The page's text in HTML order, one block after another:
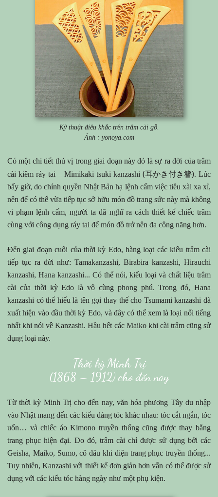
Kỹ thuật điêu khắc trên trâm cài gỗ.
Ảnh : yonoya.com
Có một chi tiết thú vị trong giai đoạn này đó là sự ra đời của trâm
cài kiêm ráy tai – Mimikaki tsuki kanzashi (耳かき付き簪). Lúc
bấy giờ, do chính quyền Nhật Bản hạ lệnh cấm việc tiêu xài xa xỉ,
nên để có thể vừa tiếp tục sở hữu món đồ trang sức này mà không
vi phạm lệnh cấm, người ta đã nghĩ ra cách thiết kế chiếc trâm
cùng với công dụng ráy tai để món đồ trở nên đa công năng hơn.
Đến giai đoạn cuối của thời kỳ Edo, hàng loạt các kiểu trâm cài
tiếp tục ra đời như: Tamakanzashi, Birabira kanzashi, Hirauchi
kanzashi, Hana kanzashi... Có thể nói, kiểu loại và chất liệu trâm
cài của thời kỳ Edo là vô cùng phong phú. Trong đó, Hana
kanzashi có thể hiểu là tên gọi thay thế cho Tsumami kanzashi đã
xuất hiện vào đầu thời kỳ Edo, và đây có thể xem là loại nổi tiếng
nhất khi nói về Kanzashi. Hầu hết các Maiko khi cài trâm cũng sử
dụng loại này.
Thời kỳ Minh Trị
(1868 – 1912) cho đến nay
Từ thời kỳ Minh Trị cho đến nay, văn hóa phương Tây du nhập
vào Nhật mang đến các kiểu dáng tóc khác nhau: tóc cắt ngắn, tóc
uốn… và chiếc áo Kimono truyền thống cũng được thay bằng
trang phục hiện đại. Do đó, trâm cài chỉ được sử dụng bởi các
Geisha, Maiko, Sumo, cô dâu khi diện trang phục truyền thống...
Tuy nhiên, Kanzashi với thiết kế đơn giản hơn vẫn có thể được sử
dụng với các kiểu tóc hàng ngày như một phụ kiện.